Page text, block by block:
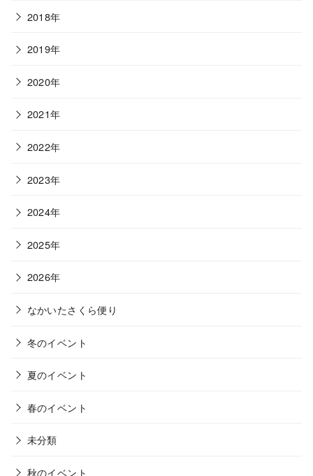
2018年
2019年
2020年
2021年
2022年
2023年
2024年
2025年
2026年
なかいたさくら便り
冬のイベント
夏のイベント
春のイベント
未分類
秋のイベント